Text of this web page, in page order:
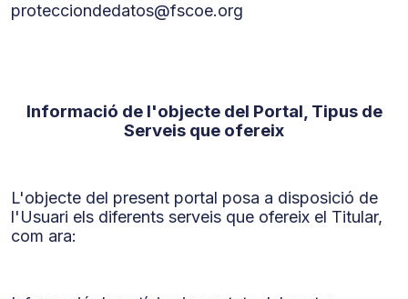
protecciondedatos@fscoe.org
Informació de l'objecte del Portal, Tipus de
Serveis que ofereix
L'objecte del present portal posa a disposició de
l'Usuari els diferents serveis que ofereix el Titular,
com ara: